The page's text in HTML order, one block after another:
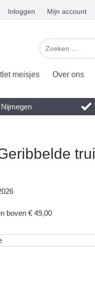
Inloggen Mijn account
meisjes Over ons
trui
boven € 49,00